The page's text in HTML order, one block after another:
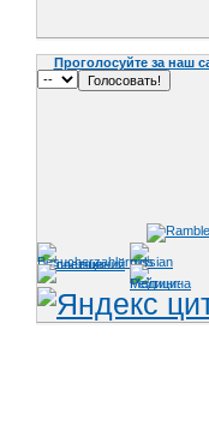
Проголосуйте за наш